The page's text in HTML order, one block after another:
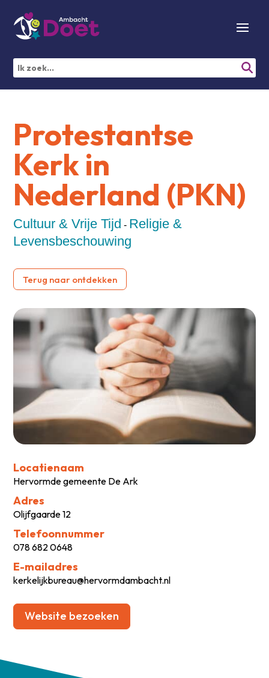
Protestantse
Kerk in
Nederland (PKN)
Cultuur & Vrije Tijd - Religie &
Levensbeschouwing
Terug naar ontdekken
Locatienaam
Hervormde gemeente De Ark
Adres
Olijfgaarde 12
Telefoonnummer
078 682 0648
E-mailadres
kerkelijkbureau@hervormdambacht.nl
Website bezoeken